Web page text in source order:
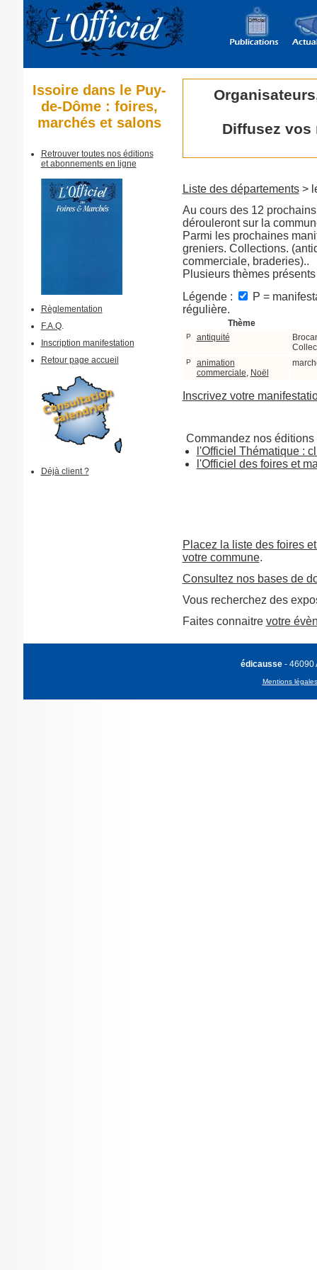
Issoire dans le Puy-
de-Dôme : foires,
marchés et salons
Retrouver toutes nos éditions
et abonnements en ligne
Règlementation
F.A.Q.
Inscription manifestation
Retour page accueil
Déjà client ?
Diffusez vos
Liste des départements>
Au cours des 12
dérouleront sur la
Parmi les prochaines
greniers. Collections.
commerciale, braderies)..
Plusieurs thèmes
Légende :
P =
régulière.
Thème
P antiquité
P
animation
commerciale, Noël
Inscrivez votre
Commandez nos éditions
l'Officiel Thématique :
l'Officiel des foires et
Placez la liste des foires
votre commune.
Consultez nos bases de
Vous recherchez des
Faites connaitre votre
édicausse - 46090
Mentions légales